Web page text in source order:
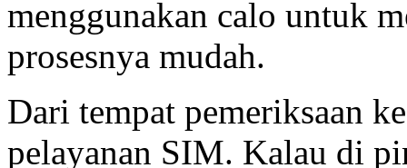
menggunakan calo untuk
prosesnya mudah.
Dari tempat pemeriksaan
pelayanan SIM. Kalau di